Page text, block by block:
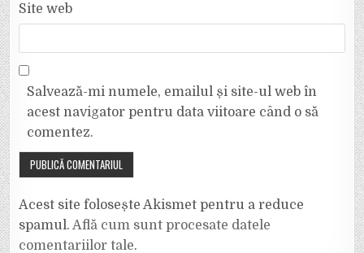
Site web
Salvează-mi numele, emailul și site-ul web în
acest navigator pentru data viitoare când o să
comentez.
Acest site folosește Akismet pentru a reduce
spamul.Află cum sunt procesate datele
comentariilor tale.